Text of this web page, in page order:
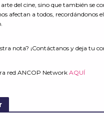
arte del cine, sino que también se
afectan a todos,
nota? ¡Contáctanos y deja tu
red ANCOP NetworkAQUÍ